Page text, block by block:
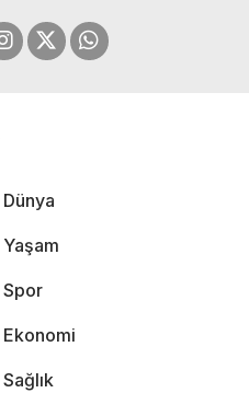
Dünya
Yaşam
Spor
Ekonomi
Sağlık